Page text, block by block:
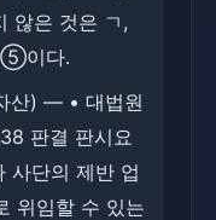
않은 것은 ㄱ,
⑤이다.
산) ― • 대법원
판결 판시요
사단의 제반 업
위임할 수 있는